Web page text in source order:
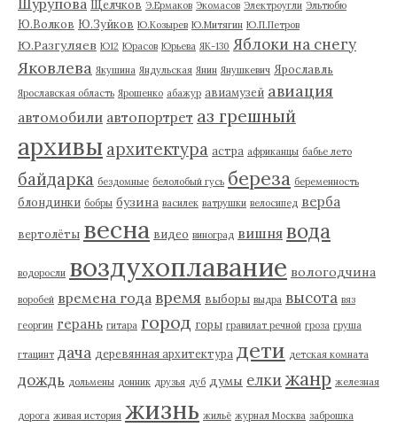
Щелчков Э.Ермаков Экомасов Электроугли Эльтюбю
Ю.Волков Ю.Зуйков Ю.Козырев Ю.Митягин Ю.П.Петров
Ю.Разгуляев Ю12 Юрасов Юрьева ЯК-130 Яблоки на снегу
Яковлева Якушина Яндульская Янин Янушкевич Ярославль
Ярославская область Ярошенко абажур авиамузей авиация
автомобили автопортрет аз грешный
архивы архитектура астра африканцы бабье лето
байдарка бездомные белолобый гусь береза беременность
блондинки бобры бузина василек ватрушки велосипед верба
вертолёты весна видео виноград вишня вода
водоросли воздухоплавание вологодчина
воробей времена года время выборы выдра высота вяз
георгин герань гитара город горы гравилат речной гроза груша
гтацинт дача деревянная архитектура дети детская комната
дождь дольмены донник друзья дуб думы елки жанр железная
дорога живая история жизнь жильё журнал Москва заброшка